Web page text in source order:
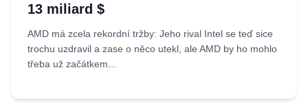
13 miliard $
AMD má zcela rekordní tržby: Jeho rival Intel se teď sice
trochu uzdravil a zase o něco utekl, ale AMD by ho mohlo
třeba už začátkem...